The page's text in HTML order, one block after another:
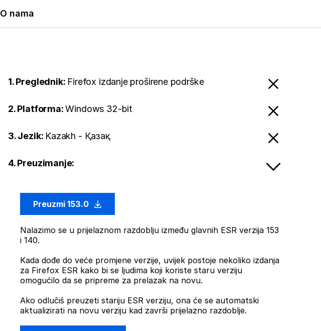
O nama
1. Preglednik: Firefox izdanje proširene podrške
2. Platforma:Windows 32-bit
3. Jezik: Kazakh - Қазақ
4. Preuzimanje:
Preuzmi 153.0
Nalazimo se u prijelaznom razdoblju između glavnih ESR verzija 153
i 140.
Kada dođe do veće promjene verzije, uvijek postoje nekoliko izdanja
za Firefox ESR kako bi se ljudima koji koriste staru verziju
omogućilo da se pripreme za prelazak na novu.
Ako odlučiš preuzeti stariju ESR verziju, ona će se automatski
aktualizirati na novu verziju kad završi prijelazno razdoblje.